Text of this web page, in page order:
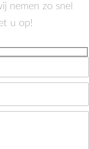
nemen zo snel
u op!